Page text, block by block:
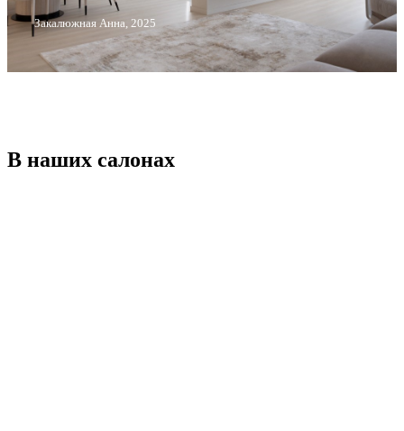
Закалюжная Анна, 2025
В наших салонах